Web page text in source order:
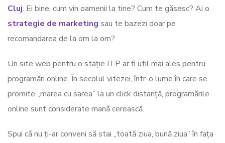
Cluj. Ei bine, cum vin oamenii la tine? Cum te găsesc? Ai o
strategie de marketing sau te bazezi doar pe
recomandarea de la om la om?
Un site web pentru o stație ITP ar fi util mai ales pentru
programări online. În secolul vitezei, într-o lume în care se
promite „marea cu sarea” la un click distanță, programările
online sunt considerate mană cerească.
Spui că nu ți-ar conveni să stai „toată ziua, bună ziua” în fața